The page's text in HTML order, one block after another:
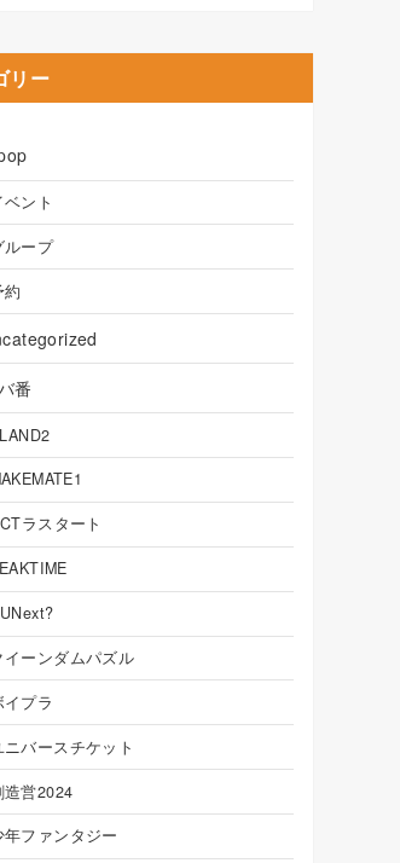
リー
ベント
ループ
約
番
ラスタート
イーンダムパズル
イプラ
ニバースチケット
造営2024
年ファンタジー